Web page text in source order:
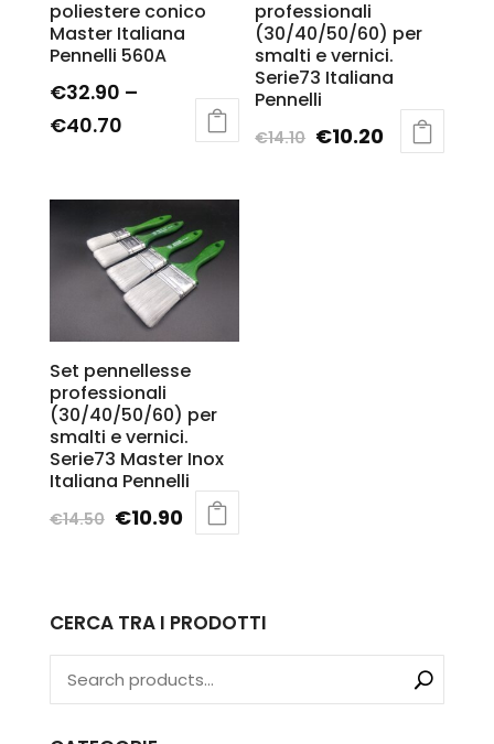
poliestere conico
Master Italiana
Pennelli 560A
€32.90 –
€40.70
professionali
(30/40/50/60) per
smalti e vernici.
Serie73 Italiana
Pennelli
€14.10 €10.20
Set pennellesse
professionali
(30/40/50/60) per
smalti e vernici.
Serie73 Master Inox
Italiana Pennelli
€14.50 €10.90
CERCA TRA I PRODOTTI